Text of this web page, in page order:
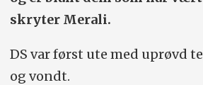
skryter Merali.
DS var først ute med uprøvd
og vondt.